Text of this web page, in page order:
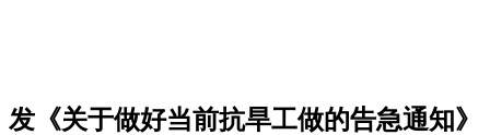
发《关于做好当前抗旱工做的告急通知》